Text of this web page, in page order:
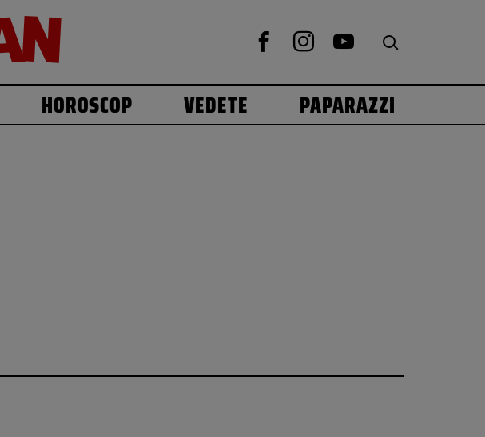
HOROSCOP VEDETE PAPARAZZI